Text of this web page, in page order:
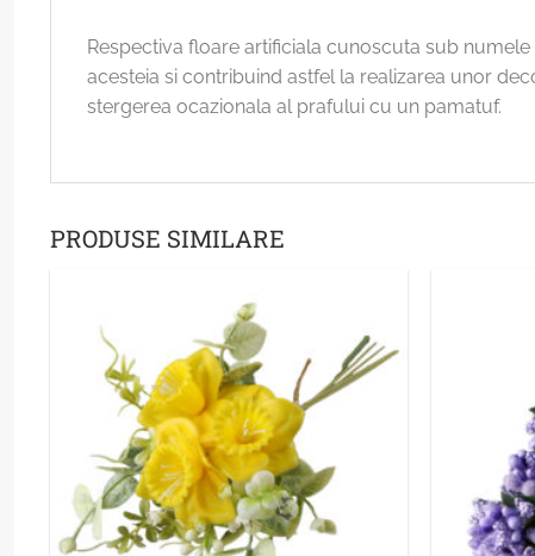
Respectiva floare artificiala cunoscuta sub
acesteia si contribuind astfel la realizarea unor
stergerea ocazionala al prafului cu un pamatuf.
PRODUSE SIMILARE